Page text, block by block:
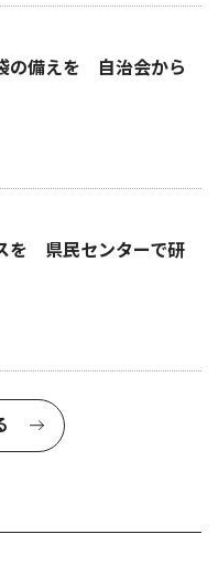
の備えを 自治会から
を 県民センターで研